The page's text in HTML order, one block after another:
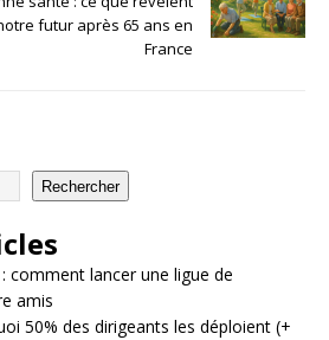
futur après 65 ans en
France
Rechercher
comment lancer une ligue de
amis
50% des dirigeants les déploient (+